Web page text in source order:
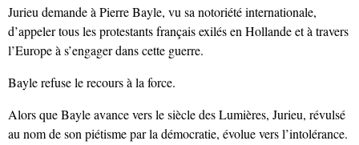
Jurieu demande à Pierre Bayle, vu sa notoriété internationale,
d’appeler tous les protestants français exilés en Hollande et à travers
l’Europe à s’engager dans cette guerre.
Bayle refuse le recours à la force.
Alors que Bayle avance vers le siècle des Lumières, Jurieu, révulsé
au nom de son piétisme par la démocratie, évolue vers l’intolérance.